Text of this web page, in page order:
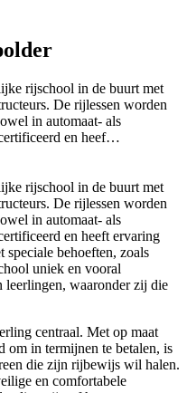
rijschool in de buurt met
De rijlessen worden
in automaat- als
en heef…
rijschool in de buurt met
De rijlessen worden
in automaat- als
en heeft ervaring
speciale behoeften, zoals
uniek en vooral
leerlingen, waaronder zij die
centraal. Met op maat
om in termijnen te betalen, is
die zijn rijbewijs wil halen.
en comfortabele